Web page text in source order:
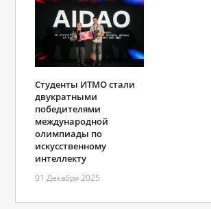
Студенты ИТМО стали
двукратными
победителями
международной
олимпиады по
искусственному
интеллекту
01 Декабря 2025